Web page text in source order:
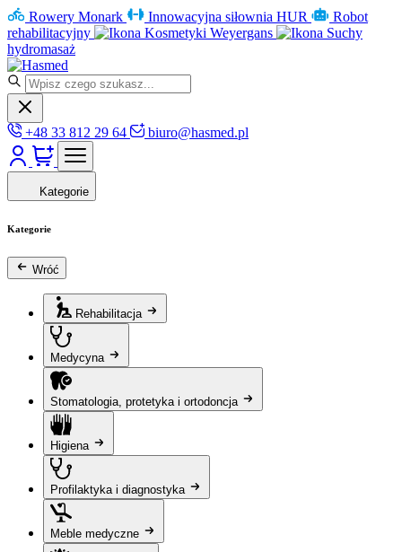
Rowery Monark Innowacyjna siłownia HUR
Robot
rehabilitacyjny
Kosmetyki Weyergans
Suchy
hydromasaż
+48 33 812 29 64 biuro@hasmed.pl
Kategorie
Kategorie
Wróć
Rehabilitacja
Medycyna
Stomatologia, protetyka i ortodoncja
Higiena
Profilaktyka i diagnostyka
Meble medyczne